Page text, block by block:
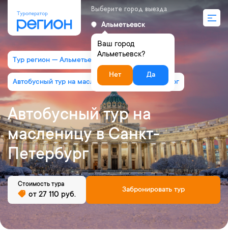
Выберите город выезда
Альметьевск
Ваш город
Альметьевск?
Нет Да
Тур регион — Альметьевск
Автобусный тур на масленицу в Санкт-Петербург
Автобусный тур на
масленицу в Санкт-
Петербург
Забронировать тур
Стоимость тура
от 27 110 руб.